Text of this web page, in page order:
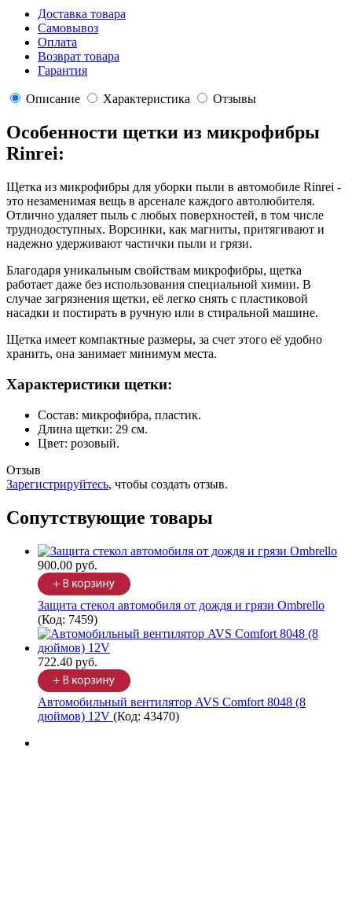
Доставка товара
Самовывоз
Оплата
Возврат товара
Гарантия
Описание Характеристика Отзывы
Особенности щетки из микрофибры
Rinrei:
Щетка из микрофибры для уборки пыли в автомобиле Rinrei -
это незаменимая вещь в арсенале каждого автолюбителя.
Отлично удаляет пыль с любых поверхностей, в том числе
труднодоступных. Ворсинки, как магниты, притягивают и
надежно удерживают частички пыли и грязи.
Благодаря уникальным свойствам микрофибры, щетка
работает даже без использования специальной химии. В
случае загрязнения щетки, её легко снять с пластиковой
насадки и постирать в ручную или в стиральной машине.
Щетка имеет компактные размеры, за счет этого её удобно
хранить, она занимает минимум места.
Характеристики щетки:
Состав: микрофибра, пластик.
Длина щетки: 29 см.
Цвет: розовый.
Отзыв
Зарегистрируйтесь, чтобы создать отзыв.
Сопутствующие товары
900.00 руб.
Защита стекол автомобиля от дождя и грязи Ombrello
(Код: 7459)
722.40 руб.
Автомобильный вентилятор AVS Comfort 8048 (8
дюймов) 12V (Код: 43470)